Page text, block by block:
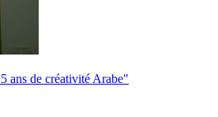
ans de créativité Arabe"